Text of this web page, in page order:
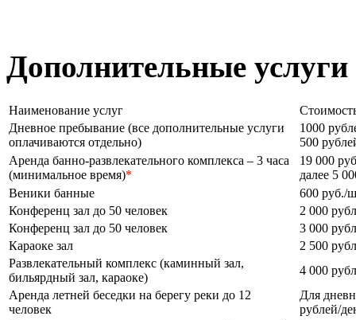
Дополнительные услуги
Наименование услуг
Дневное пребывание (все дополнительные услуги
оплачиваются отдельно)
1000
500
Аренда банно-развлекательного комплекса – 3 часа
(минимальное время)*
19 000
далее 5
Веники банные
600 руб./
Конференц зал до 50 человек
2 000
Конференц зал до 50 человек
3 000
Караоке зал
2 500
Развлекательный комплекс (каминный зал,
бильярдный зал, караоке)
4 000
Аренда летней беседки на берегу реки до 12
человек
Для
рублей/